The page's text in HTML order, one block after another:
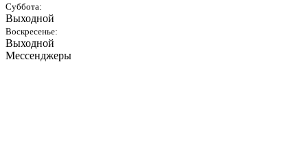
Суббота:
Выходной
Воскресенье:
Выходной
Мессенджеры